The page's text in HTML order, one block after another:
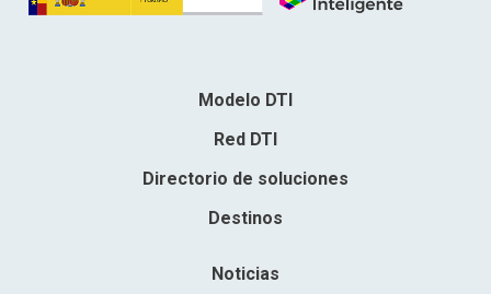
Modelo DTI
Red DTI
Directorio de soluciones
Destinos
Noticias